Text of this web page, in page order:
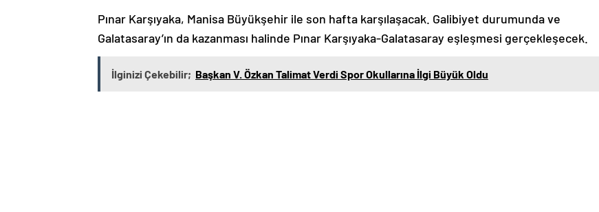
Pınar Karşıyaka, Manisa Büyükşehir ile son hafta karşılaşacak. Galibiyet durumunda ve
Galatasaray’ın da kazanması halinde Pınar Karşıyaka-Galatasaray eşleşmesi gerçekleşecek.
İlginizi Çekebilir; Başkan V. Özkan Talimat Verdi Spor Okullarına İlgi Büyük Oldu